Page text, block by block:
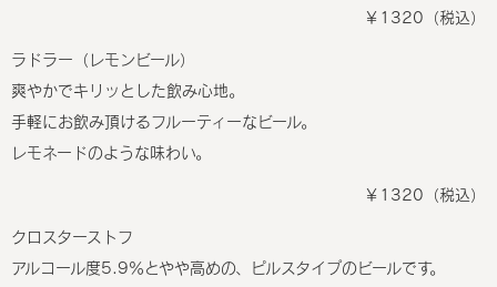
￥1320（税込）
ラドラー（レモンビール）
爽やかでキリッとした飲み心地。
手軽にお飲み頂けるフルーティーなビール。
レモネードのような味わい。
￥1320（税込）
クロスターストフ
アルコール度5.9％とやや高めの、ピルスタイプのビールです。